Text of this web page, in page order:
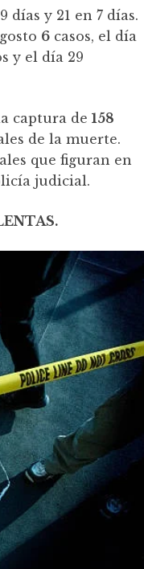
días y 21 en 7 días.
6 casos, el día
y el día 29
captura de 158
de la muerte.
que figuran en
judicial.